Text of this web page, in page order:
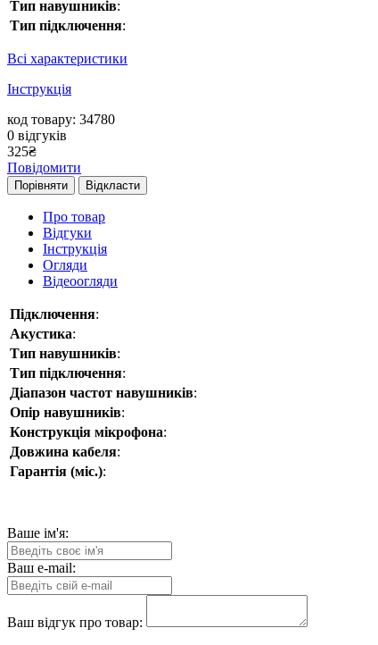
Тип навушників:
Тип підключення:
Всі характеристики
Інструкція
код товару: 34780
0 відгуків
325₴
Повідомити
Порівняти Відкласти
Про товар
Відгуки
Інструкція
Огляди
Відеоогляди
Підключення:
Акустика:
Тип навушників:
Тип підключення:
Діапазон частот навушників:
Опір навушників:
Конструкція мікрофона:
Довжина кабеля:
Гарантія (міс.):
Ваше ім'я:
Ваш e-mail:
Ваш відгук про товар: